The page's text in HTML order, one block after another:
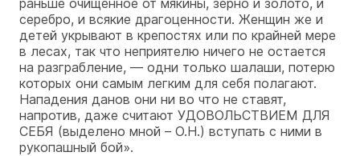
серебро, и всякие драгоценности. Женщин же и
детей укрывают в крепостях или по крайней мере
в лесах, так что неприятелю ничего не остается
на разграбление, — одни только шалаши, потерю
которых они самым легким для себя полагают.
Нападения данов они ни во что не ставят,
напротив, даже считают УДОВОЛЬСТВИЕМ ДЛЯ
СЕБЯ (выделено мной – О.Н.) вступать с ними в
рукопашный бой».